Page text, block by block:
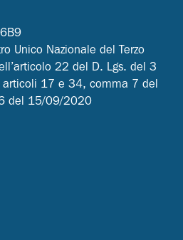
Unico Nazionale del Terzo
22 del D. Lgs. del 3
17 e 34, comma 7 del
del 15/09/2020